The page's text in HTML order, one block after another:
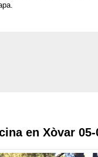
en Xòvar 05-